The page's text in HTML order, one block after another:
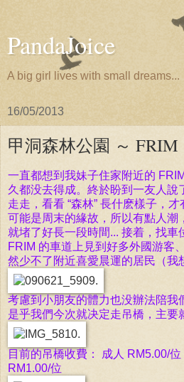
PandaJoice
A big girl lives with small dreams...
16/05/2013
甲洞森林公園 ～ FRIM
一直都想到我妹子住家附近的
久都没去得成。終於盼到一友人說
走走，看看 “森林” 長什麽樣子，才
可能是周末的緣故，所以有點人潮
就堵了好長一段時間... 接着，找車
FRIM 的車道上見到好多外國游客
然少不了附近喜愛晨運的居民（我
考慮到小朋友的體力也没辦法陪我
是乎我們今次就决定走吊橋，主要
目前的吊橋收費： 成人 RM5.00/
RM1.00/位